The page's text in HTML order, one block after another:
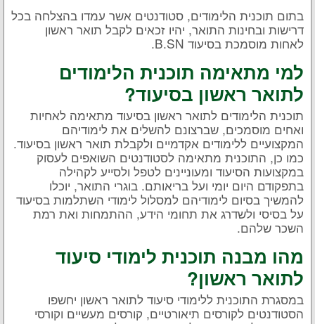
בתום תוכנית הלימודים, סטודנטים אשר עמדו בהצלחה בכל
דרישות ובחינות התואר, יהיו זכאים לקבל תואר ראשון
לאחות מוסמכת בסיעוד B.SN.
למי מתאימה תוכנית הלימודים
לתואר ראשון בסיעוד?
תוכנית הלימודים לתואר ראשון בסיעוד מתאימה לאחיות
ואחים מוסמכים, שברצונם להשלים את לימודיהם
המקצועיים ללימודים אקדמיים ולקבלת תואר ראשון בסיעוד.
כמו כן, התוכנית מתאימה לסטודנטים השואפים לעסוק
במקצועות הסיעוד ומעוניינים לטפל ולסייע לקהילה
בתפקודם היום יומי ועל בריאותם. בוגרי התואר, יוכלו
להמשיך בסיום לימודיהם למסלול לימודי השתלמות בסיעוד
על בסיסי ולשדרג את תחומי הידע, ההתמחות ואת רמת
השכר שלהם.
מהו מבנה תוכנית לימודי סיעוד
לתואר ראשון?
במסגרת התוכנית ללימודי סיעוד לתואר ראשון יחשפו
הסטודנטים לקורסים תיאורטיים, קורסים מעשיים וקורסי